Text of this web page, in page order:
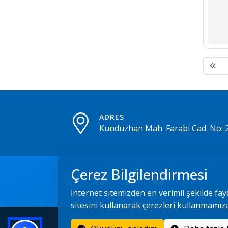
ADRES
Kunduzhan Mah. Farabi Cad. No:
Çerez Bilgilendirmesi
İnternet sitemizden en verimli şekilde
sitesini kullanarak çerezleri